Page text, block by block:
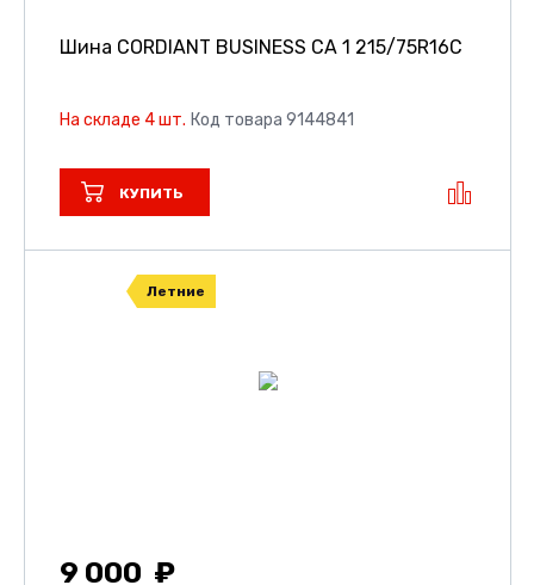
Шина CORDIANT BUSINESS CA 1 215/75R16C
На складе 4 шт. Код товара 9144841
КУПИТЬ
Летние
9 000